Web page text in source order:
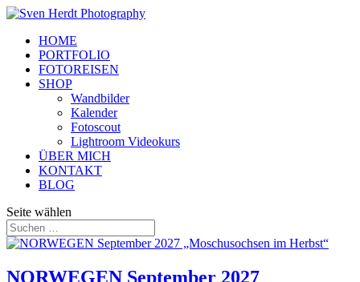
HOME
PORTFOLIO
FOTOREISEN
SHOP
Wandbilder
Kalender
Fotoscout
Lightroom Videokurs
ÜBER MICH
KONTAKT
BLOG
Seite wählen
NORWEGEN September 2027